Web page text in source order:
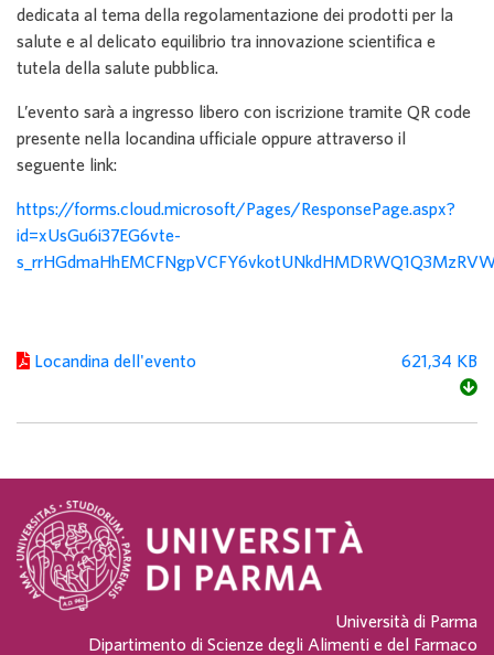
dedicata al tema della regolamentazione dei prodotti per la
salute e al delicato equilibrio tra innovazione scientifica e
tutela della salute pubblica.
L’evento sarà a ingresso libero con iscrizione tramite QR code
presente nella locandina ufficiale oppure attraverso il
seguente link:
https://forms.cloud.microsoft/Pages/ResponsePage.aspx?
id=xUsGu6i37EG6vte-
Locandina dell'evento 621,34 KB
Università di Parma
Dipartimento di Scienze degli Alimenti e del Farmaco